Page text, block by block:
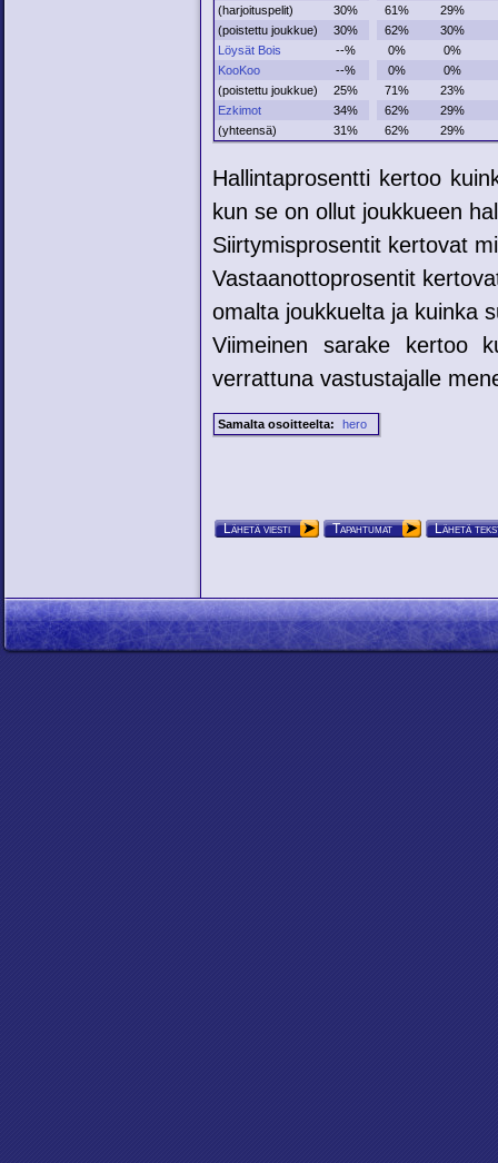
(harjoituspelit) 30% 61%
29%
(poistettu joukkue)
30% 62%
30%
Löysät Bois
--% 0%
0%
KooKoo
--% 0%
0%
(poistettu joukkue)
25% 71%
23%
Ezkimot
34% 62%
29%
(yhteensä)
31% 62% 29%
Hallintaprosentti kertoo
kun se on ollut joukkueen
Siirtymisprosentit kertovat
Vastaanottoprosentit
omalta joukkuelta ja kuinka
Viimeinen sarake kertoo
verrattuna vastustajalle
Samalta osoitteelta: hero
Lähetä viesti Tapahtumat Lähetä